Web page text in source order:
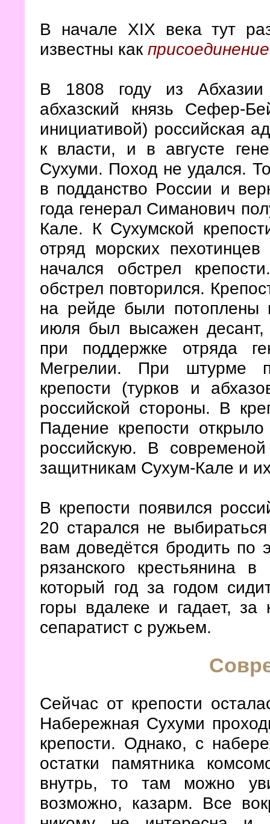
В начале XIX века тут
известны как
В 1808 году из
абхазский князь Сефер-
инициативой) российская
к власти, и в августе
Сухуми. Поход не удался.
в подданство России и
года генерал Симанович
Кале. К Сухумской
отряд морских
начался обстрел
обстрел повторился.
на рейде были потоплены
июля был высажен
при поддержке отряда
Мегрелии. При штурме
крепости (турков и
российской стороны. В
Падение крепости
российскую. В
защитникам Сухум-Кале и
В крепости появился
20 старался не
вам доведётся бродить по
рязанского крестьянина
который год за годом
горы вдалеке и гадает, за
сепаратист с ружьем.
Сейчас от крепости
Набережная Сухуми
крепости. Однако, с
остатки памятника
внутрь, то там можно
возможно, казарм. Все